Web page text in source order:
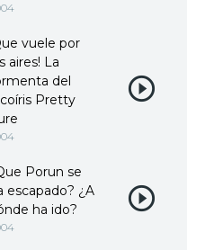
vuele por
aires! La
del
Pretty
Porun se
escapado? ¿A
ha ido?